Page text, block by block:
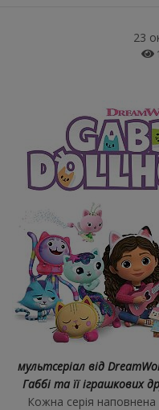
23
мультсеріал від
Габбі та її іграшкових
Кожна серія